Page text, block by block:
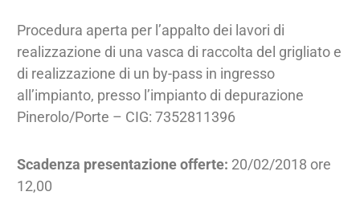
Procedura aperta per l’appalto dei lavori di
realizzazione di una vasca di raccolta del grigliato e
di realizzazione di un by-pass in ingresso
all’impianto, presso l’impianto di depurazione
Pinerolo/Porte – CIG: 7352811396
Scadenza presentazione offerte: 20/02/2018 ore
12,00